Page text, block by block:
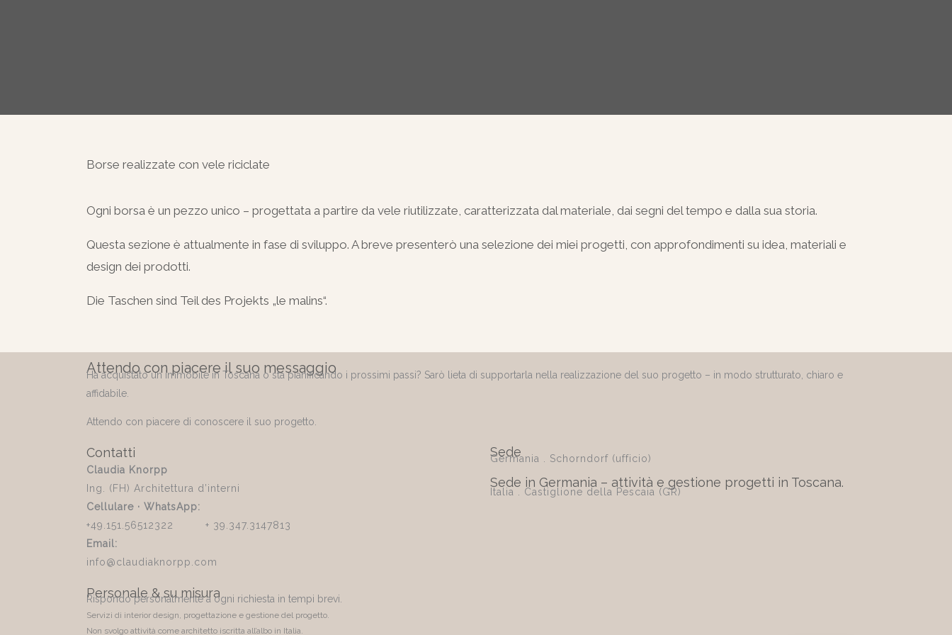
Borse realizzate con vele riciclate
Ogni borsa è un pezzo unico – progettata a partire da vele riutilizzate, caratterizzata dal materiale, dai segni del tempo e dalla sua storia.
Questa sezione è attualmente in fase di sviluppo. A breve presenterò una selezione dei miei progetti, con approfondimenti su idea, materiali e
design dei prodotti.
Die Taschen sind Teil des Projekts „le malins“.
Attendo con piacere il suo messaggio
Ha acquistato un immobile in Toscana o sta pianificando i prossimi passi? Sarò lieta di supportarla nella realizzazione del suo progetto – in modo strutturato, chiaro e
affidabile.
Attendo con piacere di conoscere il suo progetto.
Contatti
Claudia Knorpp
Ing. (FH) Architettura d’interni
Cellulare · WhatsApp:
+49.151.56512322 + 39.347.3147813
Email:
info@claudiaknorpp.com
Sede
Germania . Schorndorf (ufficio)
Sede in Germania – attività e gestione progetti in Toscana.
Italia . Castiglione della Pescaia (GR)
Personale & su misura
Rispondo personalmente a ogni richiesta in tempi brevi.
Servizi di interior design, progettazione e gestione del progetto.
Non svolgo attività come architetto iscritta all’albo in Italia.